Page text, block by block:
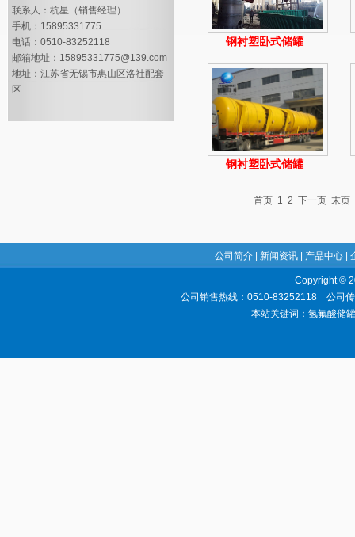
联系人：杭星（销售经理）
手机：15895331775
电话：0510-83252118
邮箱地址：15895331775@139.com
地址：江苏省无锡市惠山区洛社配套
区
钢衬塑卧式储罐
钢衬塑卧式储罐
首页 1 2 下一页 末页
公司简介 新闻资讯 产品中心 |
Copyright ©
公司销售热线：0510-83252118 公司
本站关键词：氢氟酸储